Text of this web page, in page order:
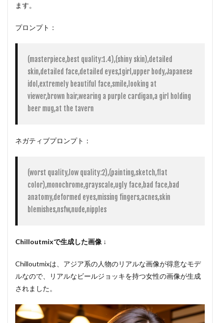
ます。
プロンプト：
(masterpiece,best quality:1.4),(shiny skin),detailed
skin,detailed face,detailed eyes,1girl,upper body,Japanese
idol,extremely beautiful face,smile,looking at
viewer,brown hair,wearing a purple cardigan,a girl holding
beer mug,at the tavern
ネガティブプロンプト：
(worst quality,low quality:2),(painting,sketch,flat
color),monochrome,grayscale,ugly face,bad face,bad
anatomy,deformed eyes,missing fingers,acnes,skin
blemishes,nsfw,nude,nipples
Chilloutmixで生成した画像 ↓
Chilloutmixは、アジア系の人物のリアルな画像が得意なモデ
ルなので、リアルなビールジョッキを持つ女性の画像が生成
されました。